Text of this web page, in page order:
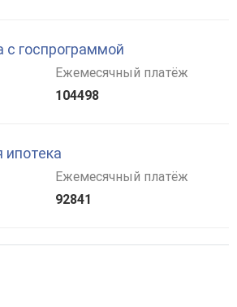
госпрограммой
Ежемесячный платёж
104498
Ежемесячный платёж
92841